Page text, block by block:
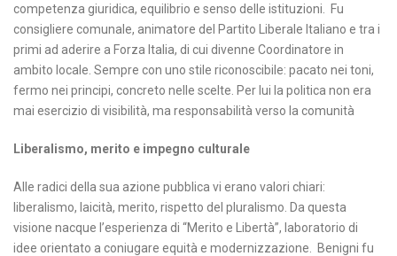
competenza giuridica, equilibrio e senso delle istituzioni. Fu
consigliere comunale, animatore del Partito Liberale Italiano e tra i
primi ad aderire a Forza Italia, di cui divenne Coordinatore in
ambito locale. Sempre con uno stile riconoscibile: pacato nei toni,
fermo nei principi, concreto nelle scelte. Per lui la politica non era
mai esercizio di visibilità, ma responsabilità verso la comunità
Liberalismo, merito e impegno culturale
Alle radici della sua azione pubblica vi erano valori chiari:
liberalismo, laicità, merito, rispetto del pluralismo. Da questa
visione nacque l’esperienza di “Merito e Libertà”, laboratorio di
idee orientato a coniugare equità e modernizzazione. Benigni fu